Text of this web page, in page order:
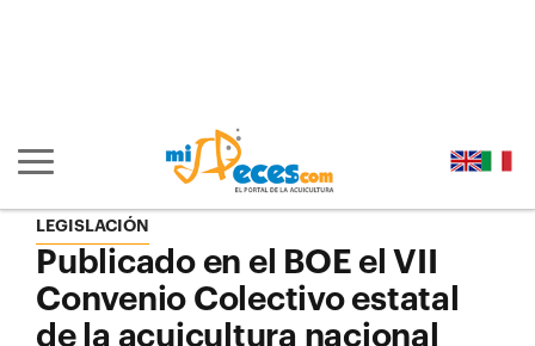
Mostrar/ocultar navegación principal
LEGISLACIÓN
Publicado en el BOE el VII
Convenio Colectivo estatal
de la acuicultura nacional